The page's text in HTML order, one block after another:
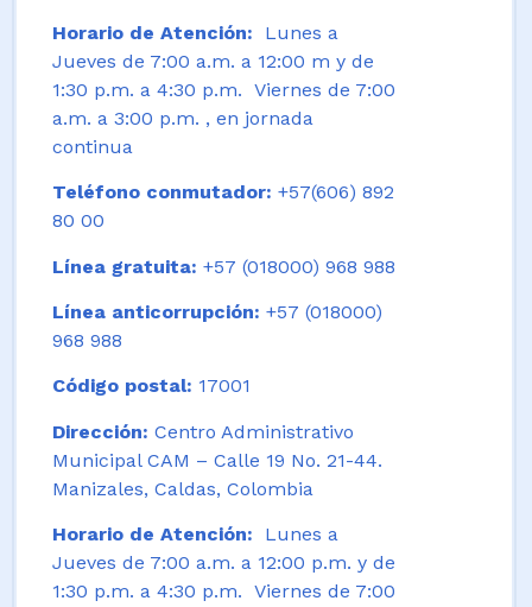
Horario de Atención:
Lunes a
Jueves de 7:00 a.m. a 12:00 m y de
1:30 p.m. a 4:30 p.m. Viernes de 7:00
a.m. a 3:00 p.m. , en jornada
continua
Teléfono conmutador: +57(606) 892
80 00
Línea gratuita: +57 (018000) 968 988
Línea anticorrupción: +57 (018000)
968 988
Código postal: 17001
Dirección: Centro Administrativo
Municipal CAM – Calle 19 No. 21-44.
Manizales, Caldas, Colombia
Horario de Atención: Lunes a
Jueves de 7:00 a.m. a 12:00 p.m. y de
1:30 p.m. a 4:30 p.m. Viernes de 7:00